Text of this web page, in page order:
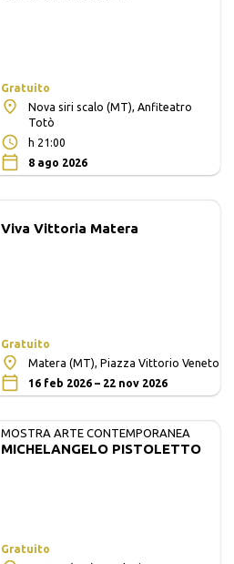
Gratuito
Nova siri scalo (MT), Anfiteatro
Totò
h 21:00
8 ago 2026
Viva Vittoria Matera
Gratuito
Matera (MT), Piazza Vittorio Veneto
16 feb 2026 – 22 nov 2026
MOSTRA ARTE CONTEMPORANEA
MICHELANGELO PISTOLETTO
Gratuito